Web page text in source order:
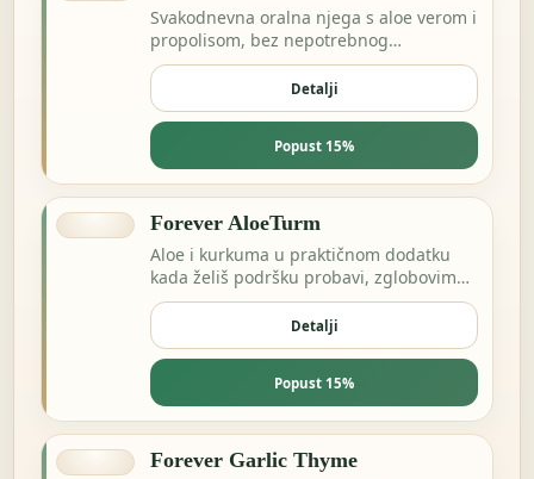
Svakodnevna oralna njega s aloe verom i
propolisom, bez nepotrebnog
kompliciranja.
Detalji
Popust 15%
Forever AloeTurm
Aloe i kurkuma u praktičnom dodatku
kada želiš podršku probavi, zglobovima
ili dnevnoj ravnoteži.
Detalji
Popust 15%
Forever Garlic Thyme